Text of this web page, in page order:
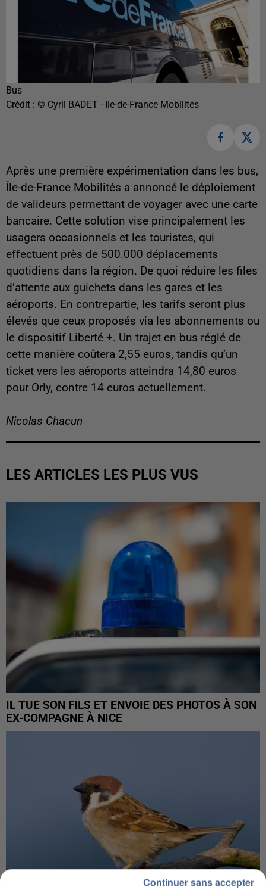
Bus
Crédit : © Cyril BADET - Ile-de-France Mobilités
Après une première expérimentation dans les bus,
Île-de-France Mobilités a annoncé le déploiement
de valideurs permettant de voyager avec une carte
bancaire. Cette solution vise principalement les
usagers occasionnels et les touristes, qui
effectuent près de 500.000 déplacements
quotidiens dans la région. De quoi réduire les files
d’attente aux guichets dans les gares et les
aéroports. En contrepartie, les tarifs seront plus
élevés que ceux proposés via les abonnements ou
le dispositif Liberté +. Un trajet en bus réglé de
cette manière coûtera 2,55 euros, tandis qu’un
ticket vers les aéroports atteindra 14,80 euros
pour Orly, contre 14 euros actuellement.
Nicolas Chacun
LES ARTICLES LES PLUS VUS
IL TUE SON FILS ET ENVOIE DES PHOTOS À SON
EX-COMPAGNE À NICE
Continuer sans accepter